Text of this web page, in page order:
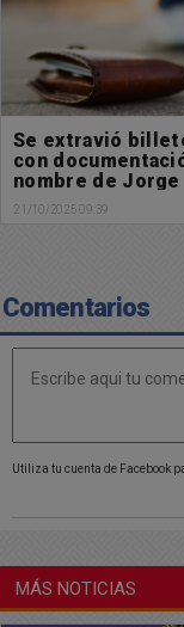
Muy feliz día a
l@s Pediatras
20/10/2025 08:12
Comentarios
Utiliza tu cuenta de Facebook
MÁS NOTICIAS